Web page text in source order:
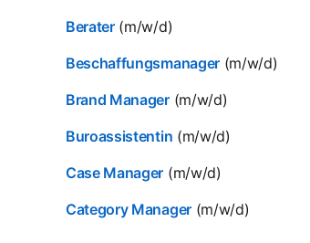
Berater(m/w/d)
Beschaffungsmanager(m/w/d)
Brand Manager(m/w/d)
Buroassistentin (m/w/d)
Case Manager (m/w/d)
Category Manager(m/w/d)